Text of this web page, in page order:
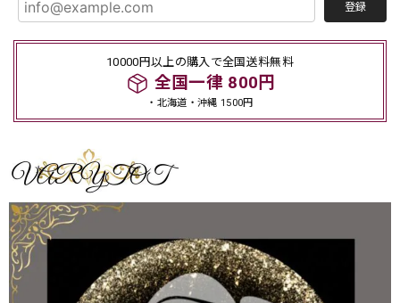
登録
10000円以上の購入で全国送料無料
全国一律 800円
・北海道・沖縄 1500円